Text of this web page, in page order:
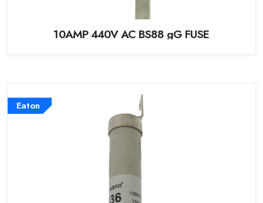
10AMP 440V AC BS88 gG FUSE
Eaton